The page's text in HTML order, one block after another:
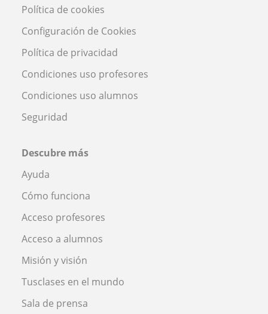
Política de cookies
Configuración de Cookies
Política de privacidad
Condiciones uso profesores
Condiciones uso alumnos
Seguridad
Descubre más
Ayuda
Cómo funciona
Acceso profesores
Acceso a alumnos
Misión y visión
Tusclases en el mundo
Sala de prensa